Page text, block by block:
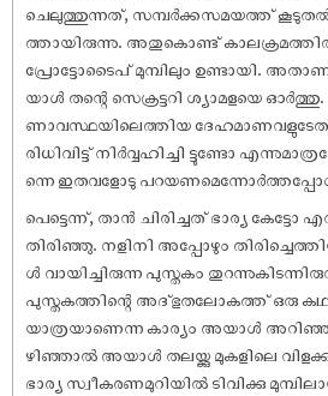
ചെലുത്തുന്നത്, സമ്പർക്കസമയത്ത്
ത്തായിരുന്നു. അതുകൊണ്ട്
പ്രോട്ടോടൈപ് മുമ്പിലും ഉണ്ടായി.
യാൾ തന്റെ സെക്രട്ടറി ശ്യാമളയെ
ണാവസ്ഥയിലെത്തിയ
രിധിവിട്ട് നിർവ്വഹിച്ചി ട്ടുണ്ടോ
ന്നെ ഇതവളോടു പറയണമെന്നോർത്തപ്പോൾ
പെട്ടെന്ന്, താൻ ചിരിച്ചത് ഭാര്യ കേട്ടോ
തിരിഞ്ഞു. നളിനി അപ്പോഴും
ൾ വായിച്ചിരുന്ന പുസ്തകം
പുസ്തകത്തിന്റെ അദ്ഭുതലോകത്ത് ഒരു
യാത്രയാണെന്ന കാര്യം അയാൾ
ഴിഞ്ഞാൽ അയാൾ തലയ്ക്കു മുകളിലെ
ഭാര്യ സ്വീകരണമുറിയിൽ ടിവിക്കു